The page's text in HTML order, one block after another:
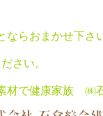
ならおまかせ下さ
さい。
材で健康家族 ㈱